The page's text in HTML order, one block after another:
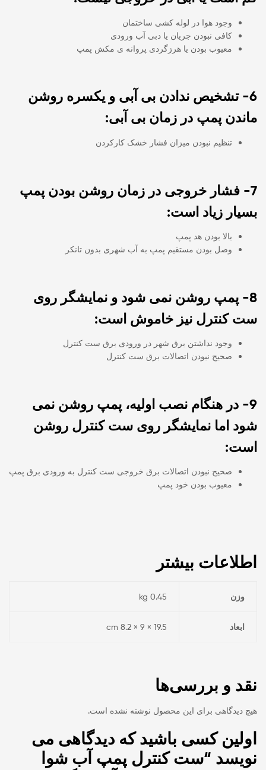
وجود هوا در لوله کشی ساختمان
کافی نبودن جریان یا دبی آب ورودی
معیوب بودن یا هرزگردی پروانه ی مکش پمپ
6- تشخیص ندادن بی آبی و یکسره روشن
ماندن پمپ در زمان بی آبی:
تنظیم نبودن میزان فشار خشک کارکردن
7- فشار خروجی در زمان روشن بودن پمپ
بسیار زیاد است:
بالا بودن هد پمپ
وصل بودن مستقیم پمپ به آب شهری بدون تانکر
8- پمپ روشن نمی شود و نمایشگر روی
ست کنترل نیز خاموش است:
وجود نداشتن برق شهر در ورودی برق ست کنترل
صحیح نبودن اتصالات برق ست کنترل
9- در هنگام نصب اولیه، پمپ روشن نمی
شود اما نمایشگر روی ست کنترل روشن
است:
صحیح نبودن اتصالات برق خروجی ست کنترل به ورودی برق پمپ
معیوب بودن خود پمپ
اطلاعات بیشتر
وزن 0.45 kg
ابعاد 19.5 × 9 × 8.2 cm
نقد و بررسی‌ها
هیچ دیدگاهی برای این محصول نوشته نشده است.
اولین کسی باشید که دیدگاهی می
نویسد “ست کنترل پمپ آب شوا